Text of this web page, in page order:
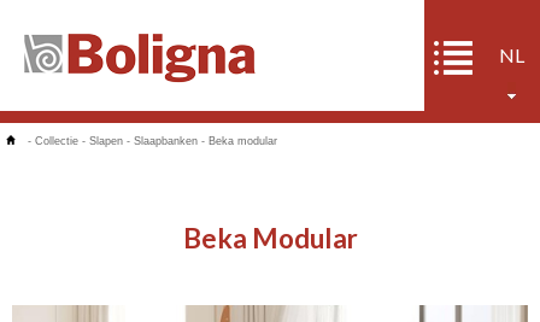
NL
- Collectie - Slapen - Slaapbanken - Beka modular
Beka Modular